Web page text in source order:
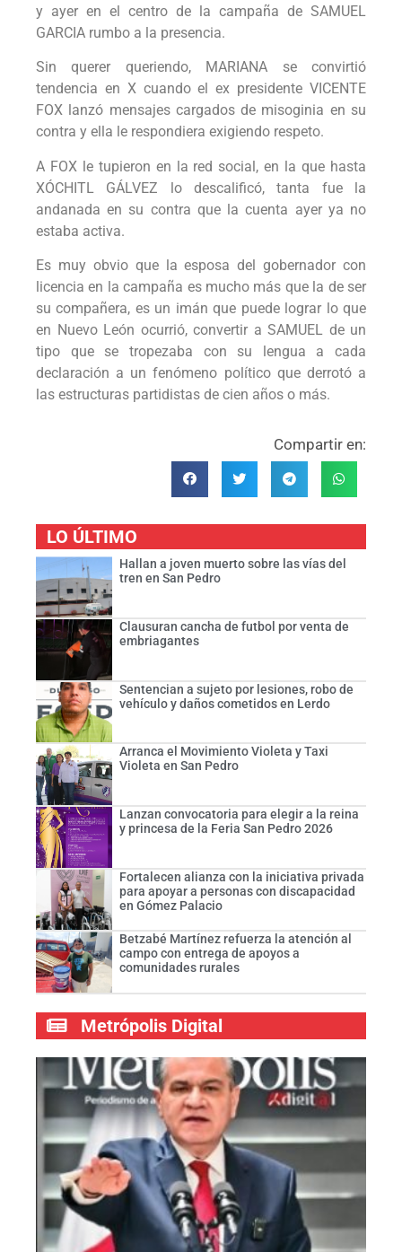
y ayer en el centro de la campaña de SAMUEL
GARCIA rumbo a la presencia.
Sin querer queriendo, MARIANA se convirtió
tendencia en X cuando el ex presidente VICENTE
FOX lanzó mensajes cargados de misoginia en su
contra y ella le respondiera exigiendo respeto.
A FOX le tupieron en la red social, en la que hasta
XÓCHITL GÁLVEZ lo descalificó, tanta fue la
andanada en su contra que la cuenta ayer ya no
estaba activa.
Es muy obvio que la esposa del gobernador con
licencia en la campaña es mucho más que la de ser
su compañera, es un imán que puede lograr lo que
en Nuevo León ocurrió, convertir a SAMUEL de un
tipo que se tropezaba con su lengua a cada
declaración a un fenómeno político que derrotó a
las estructuras partidistas de cien años o más.
Compartir en:
LO ÚLTIMO
Hallan a joven muerto sobre las vías del
tren en San Pedro
Clausuran cancha de futbol por venta de
embriagantes
Sentencian a sujeto por lesiones, robo de
vehículo y daños cometidos en Lerdo
Arranca el Movimiento Violeta y Taxi
Violeta en San Pedro
Lanzan convocatoria para elegir a la reina
y princesa de la Feria San Pedro 2026
Fortalecen alianza con la iniciativa privada
para apoyar a personas con discapacidad
en Gómez Palacio
Betzabé Martínez refuerza la atención al
campo con entrega de apoyos a
comunidades rurales
Metrópolis Digital